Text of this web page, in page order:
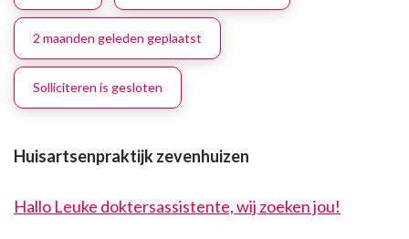
2 maanden geleden geplaatst
Solliciteren is gesloten
Huisartsenpraktijk zevenhuizen
Hallo Leuke doktersassistente, wij zoeken jou!